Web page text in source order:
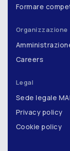
Formare
Organizzazione
Careers
Legal
Sede legale
Privacy policy
Cookie policy